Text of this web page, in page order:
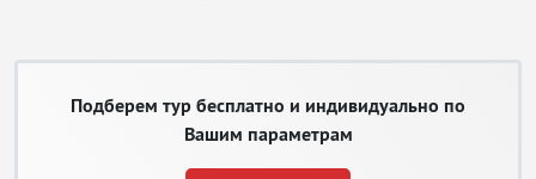
Подберем тур бесплатно и индивидуально по
Вашим параметрам